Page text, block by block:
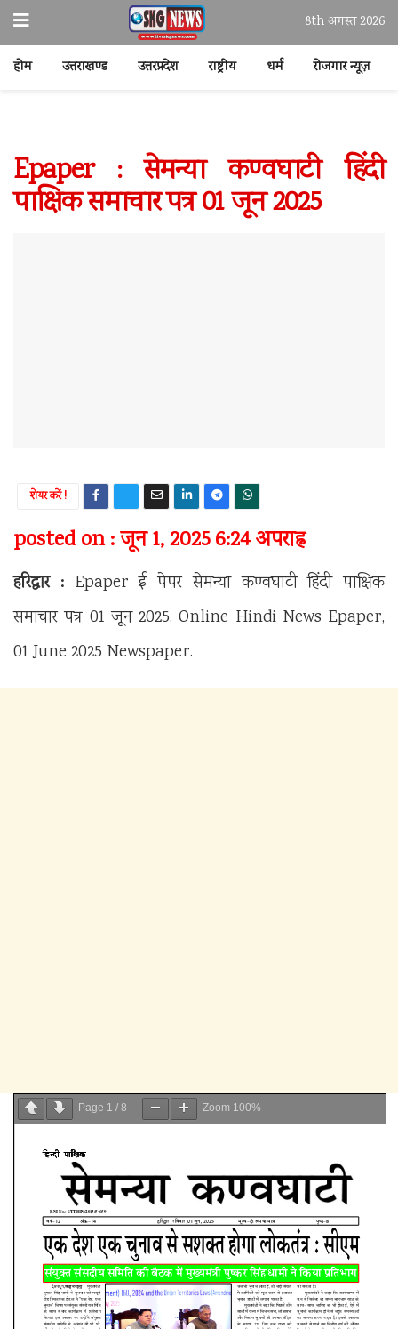
8th अगस्त 2026
होम उत्तराखण्ड उत्तरप्रदेश राष्ट्रीय धर्म रोजगार न्यूज़
Epaper : सेमन्या कण्वघाटी हिंदी
पाक्षिक समाचार पत्र 01 जून 2025
शेयर करें !
posted on : जून 1, 2025 6:24 अपराह्न
हरिद्वार :Epaper ई पेपर सेमन्या कण्वघाटी हिंदी पाक्षिक
समाचार पत्र 01 जून 2025. Online Hindi News Epaper,
01 June 2025 Newspaper.
Page 1 / 8 Zoom 100%